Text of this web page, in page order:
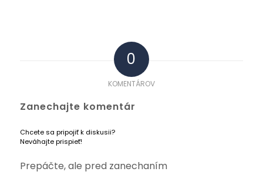
0
KOMENTÁROV
Zanechajte komentár
Chcete sa pripojiť k diskusii?
Neváhajte prispieť!
Prepáčte, ale pred zanechaním